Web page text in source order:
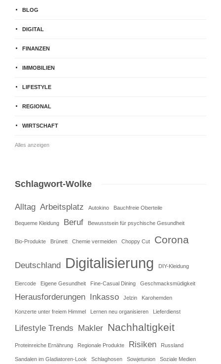
BLOG
DIGITAL
FINANZEN
IMMOBILIEN
LIFESTYLE
REGIONAL
WIRTSCHAFT
Alles anzeigen
Schlagwort-Wolke
Alltag Arbeitsplatz Autokino Bauchfreie Oberteile
Bequeme Kleidung Beruf Bewusstsein für psychische Gesundheit
Bio-Produkte Brünett Chemie vermeiden Choppy Cut Corona
Deutschland Digitalisierung DIY-Kleidung
Eiercode Eigene Gesundheit Fine-Casual Dining Geschmacksmüdigkeit
Herausforderungen Inkasso Jelzin Karohemden
Konzerte unter freiem Himmel Lernen neu organisieren Lieferdienst
Lifestyle Trends Makler Nachhaltigkeit
Proteinreiche Ernährung Regionale Produkte Risiken Russland
Sandalen im Gladiatoren-Look Schlaghosen Sowjetunion Soziale Medien